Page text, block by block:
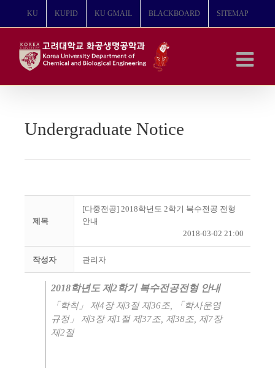
뛰
KU KUPID KU GMAIL BLACKBOARD SITEMAP
Undergraduate Notice
제목
[다중전공] 2018학년도 2학기 복수전공 전형
안내
2018-03-02 21:00
작성자 관리자
2018학년도 제2학기 복수전공전형 안내
「학칙」 제4장 제3절 제36조, 「학사운영
규정」 제3장 제1절 제37조, 제38조, 제7장
제2절